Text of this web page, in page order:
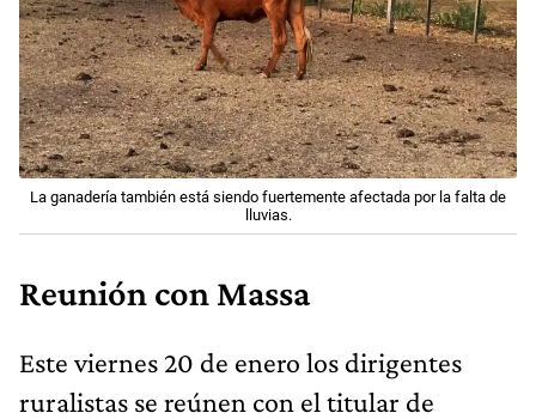
La ganadería también está siendo fuertemente afectada por la falta de
lluvias.
Reunión con Massa
Este viernes 20 de enero los dirigentes
ruralistas se reúnen con el titular de